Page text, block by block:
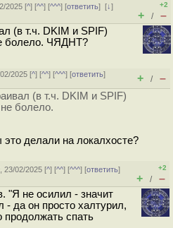
2025 [^] [^^] [^^^] [ответить][↓]
+2
+ / –
(в т.ч. DKIM и SPIF)
болело. ЧЯДНТ?
2025 [^] [^^] [^^^] [ответить]
+ / –
(в т.ч. DKIM и SPIF)
болело.
делали на локалхосте?
23/02/2025 [^] [^^] [^^^] [ответить]
+2
+ / –
"Я не осилил - значит
- да он просто халтурил,
продолжать спать